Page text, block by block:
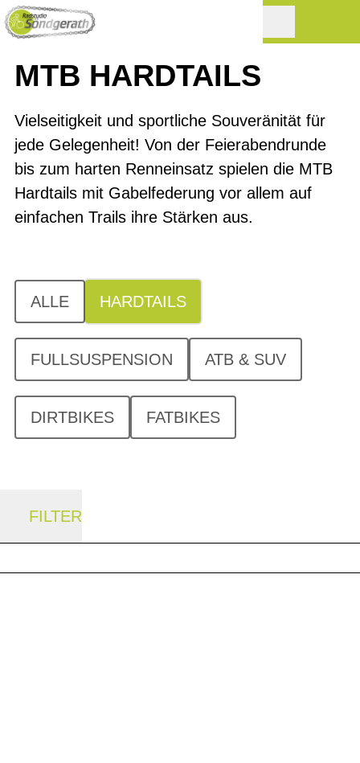
MTB HARDTAILS
Vielseitigkeit und sportliche Souveränität für
jede Gelegenheit! Von der Feierabendrunde
bis zum harten Renneinsatz spielen die MTB
Hardtails mit Gabelfederung vor allem auf
einfachen Trails ihre Stärken aus.
ALLE HARDTAILS
FULLSUSPENSION ATB & SUV
DIRTBIKES FATBIKES
FILTER